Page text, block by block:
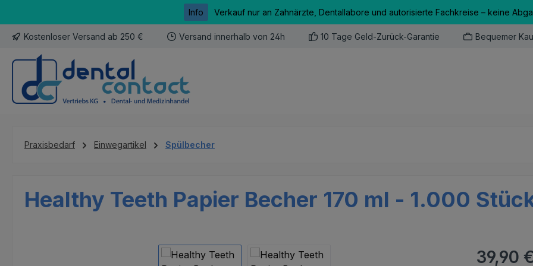
Info Verkauf nur an Zahnärzte, Dentallabore und autorisierte Fachkreise – keine
Kostenloser Versand ab 250 € Versand innerhalb von 24h 10 Tage Geld-Zurück-Garantie Bequemer
Praxisbedarf Einwegartikel Spülbecher
Healthy Teeth Papier Becher 170 ml - 1.000
Regulärer
39,90 €